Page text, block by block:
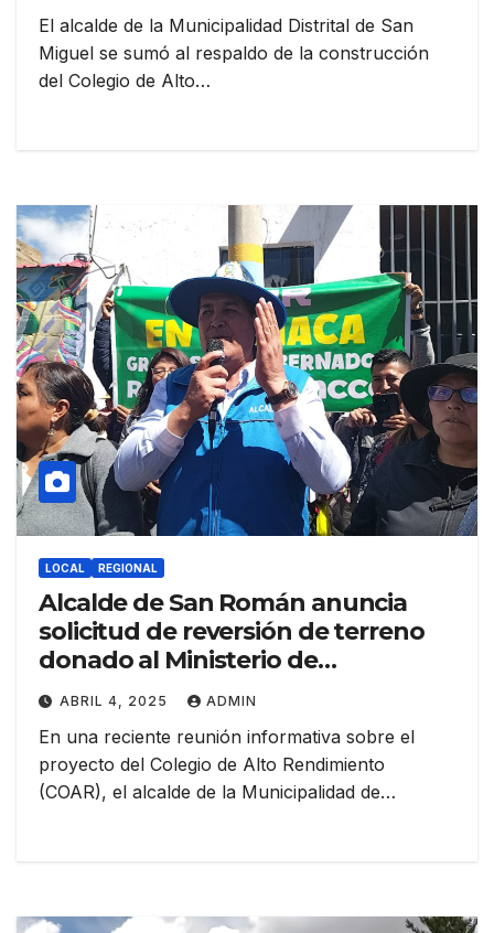
El alcalde de la Municipalidad Distrital de San
Miguel se sumó al respaldo de la construcción
del Colegio de Alto…
LOCAL REGIONAL
Alcalde de San Román anuncia
solicitud de reversión de terreno
donado al Ministerio de
Transportes
ABRIL 4, 2025 ADMIN
En una reciente reunión informativa sobre el
proyecto del Colegio de Alto Rendimiento
(COAR), el alcalde de la Municipalidad de…